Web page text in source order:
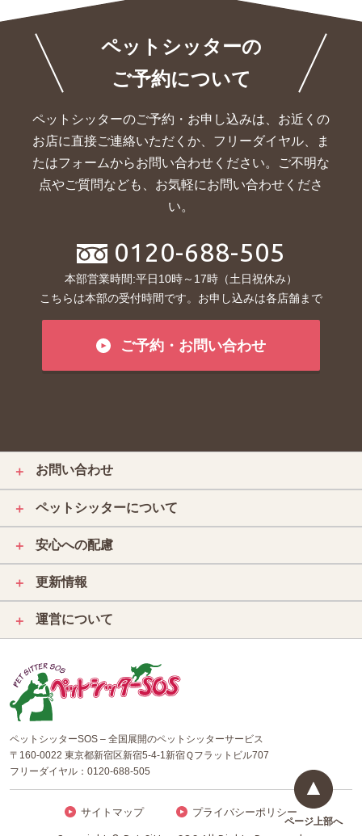
ペットシッターの
ご予約について
ペットシッターのご予約・お申し込みは、お近くの
お店に直接ご連絡いただくか、 フリーダイヤル、ま
たはフォームからお問い合わせください。ご不明な
点やご質問なども、お気軽にお問い合わせくださ
い。
0120-688-505
本部営業時間:平日10時～17時（土日祝休み）
こちらは本部の受付時間です。お申し込みは各店舗まで
ご予約・お問い合わせ
＋ お問い合わせ
＋ ペットシッターについて
＋ 安心への配慮
＋ 更新情報
＋ 運営について
ペットシッターSOS – 全国展開のペットシッターサービス
〒160-0022 東京都新宿区新宿5-4-1新宿Ｑフラットビル707
フリーダイヤル： 0120-688-505
サイトマップ プライバシーポリシー
ページ上部へ